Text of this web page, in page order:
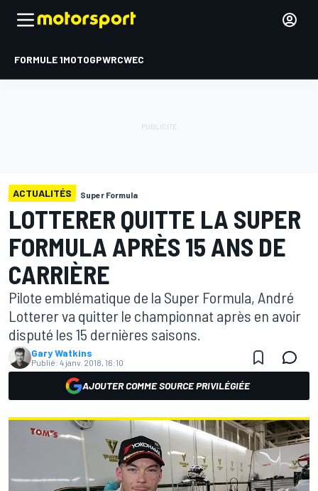
FORMULE 1MOTOGPWRCWEC
ACTUALITÉS Super Formula
LOTTERER QUITTE LA SUPER
FORMULA APRÈS 15 ANS DE
CARRIÈRE
Pilote emblématique de la Super Formula, André
Lotterer va quitter le championnat après en avoir
disputé les 15 dernières saisons.
Gary Watkins
Publié: 4 janv. 2018, 16:10
AJOUTER COMME SOURCE PRIVILÉGIÉE